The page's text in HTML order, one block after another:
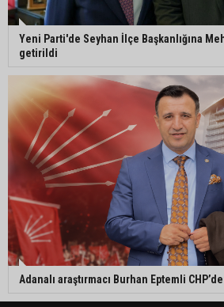
Yeni Parti'de Seyhan İlçe Başkanlığına
getirildi
Adanalı araştırmacı Burhan Eptemli